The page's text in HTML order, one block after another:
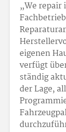
„We
eigenen
verfügt
ständig
der Lage,